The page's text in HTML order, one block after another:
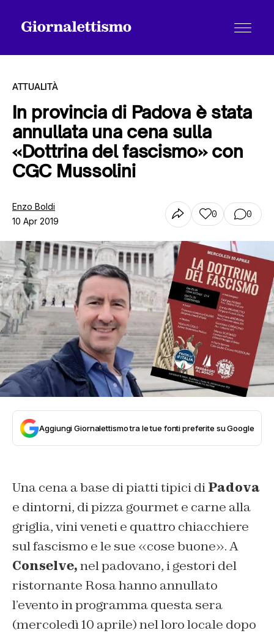
Tutti gli articoli
Contatti
ATTUALITÀ
In provincia di Padova è stata
annullata una cena sulla
«Dottrina del fascismo» con
CGC Mussolini
Enzo Boldi
10 Apr 2019
0 0
Aggiungi Giornalettismo tra le tue fonti preferite su Google
Una cena a base di piatti tipici diPadova
e dintorni, di pizza gourmet e carne alla
griglia, vini veneti e quattro chiacchiere
sul fascismo e le sue «cose buone». A
Conselve,nel padovano, i gestori del
ristornante Rosa hanno annullato
l’evento in programma questa sera
(mercoledì 10 aprile) nel loro locale dopo